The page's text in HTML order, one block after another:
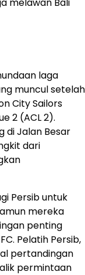
laga
muncul setelah
City Sailors
2 (ACL 2).
di Jalan Besar
dari
Persib untuk
mereka
penting
Pelatih Persib,
pertandingan
permintaan